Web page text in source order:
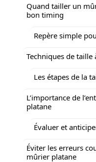
Quand tailler un
bon timing
Repère simple
Techniques de taille
Les étapes de la
L’importance de
platane
Évaluer et
Éviter les erreurs
mûrier platane